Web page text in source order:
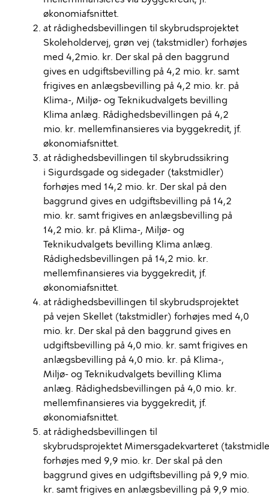
økonomiafsnittet.
at rådighedsbevillingen til skybrudsprojektet
Skoleholdervej, grøn vej (takstmidler) forhøjes
med 4,2mio. kr. Der skal på den baggrund
gives en udgiftsbevilling på 4,2 mio. kr. samt
frigives en anlægsbevilling på 4,2 mio. kr. på
Klima-, Miljø- og Teknikudvalgets bevilling
Klima anlæg. Rådighedsbevillingen på 4,2
mio. kr. mellemfinansieres via byggekredit, jf.
økonomiafsnittet.
at rådighedsbevillingen til skybrudssikring
i Sigurdsgade og sidegader (takstmidler)
forhøjes med 14,2 mio. kr. Der skal på den
baggrund gives en udgiftsbevilling på 14,2
mio. kr. samt frigives en anlægsbevilling på
14,2 mio. kr. på Klima-, Miljø- og
Teknikudvalgets bevilling Klima anlæg.
Rådighedsbevillingen på 14,2 mio. kr.
mellemfinansieres via byggekredit, jf.
økonomiafsnittet.
at rådighedsbevillingen til skybrudsprojektet
på vejen Skellet (takstmidler) forhøjes med 4,0
mio. kr. Der skal på den baggrund gives en
udgiftsbevilling på 4,0 mio. kr. samt frigives en
anlægsbevilling på 4,0 mio. kr. på Klima-,
Miljø- og Teknikudvalgets bevilling Klima
anlæg. Rådighedsbevillingen på 4,0 mio. kr.
mellemfinansieres via byggekredit, jf.
økonomiafsnittet.
at rådighedsbevillingen til
skybrudsprojektet Mimersgadekvarteret
forhøjes med 9,9 mio. kr. Der skal på den
baggrund gives en udgiftsbevilling på 9,9 mio.
kr. samt frigives en anlægsbevilling på 9,9 mio.